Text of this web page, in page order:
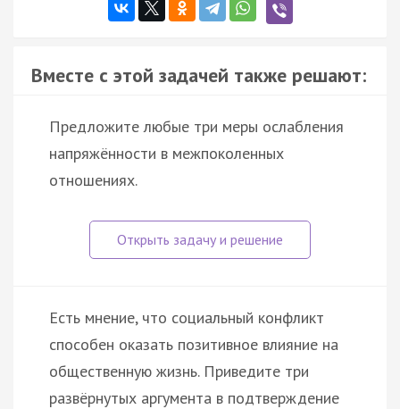
Вместе с этой задачей также решают:
Предложите любые три меры ослабления
напряжённости в межпоколенных
отношениях.
Есть мнение, что социальный конфликт
способен оказать позитивное влияние на
общественную жизнь. Приведите три
развёрнутых аргумента в подтверждение